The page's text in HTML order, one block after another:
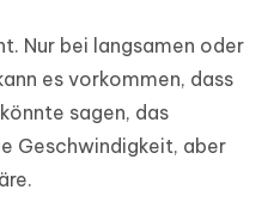
Nur bei langsamen oder
es vorkommen, dass
sagen, das
Geschwindigkeit, aber